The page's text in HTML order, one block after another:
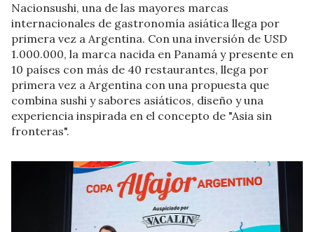
Nacionsushi, una de las mayores marcas
internacionales de gastronomía asiática llega por
primera vez a Argentina. Con una inversión de USD
1.000.000, la marca nacida en Panamá y presente en
10 países con más de 40 restaurantes, llega por
primera vez a Argentina con una propuesta que
combina sushi y sabores asiáticos, diseño y una
experiencia inspirada en el concepto de "Asia sin
fronteras".